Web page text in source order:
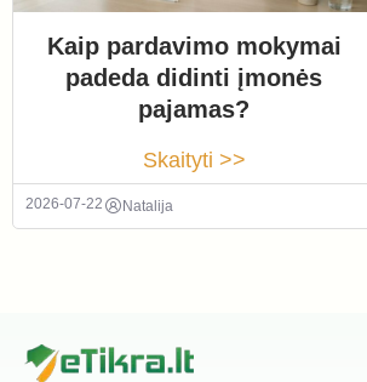
Kaip pardavimo mokymai
padeda didinti įmonės
pajamas?
Skaityti >>
2026-07-22 Natalija